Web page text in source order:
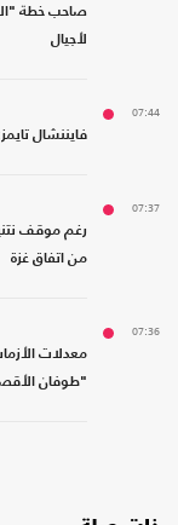
صاحب خطة
لأجيال
07:44
فايننشال
07:37
رغم موقف
من اتفاق غزة
07:36
معدلات
"طوفان